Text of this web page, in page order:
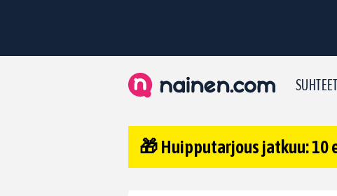
SUHTEET
🎁 Huipputarjous jatkuu: 10